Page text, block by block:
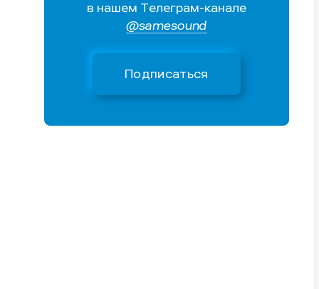
в нашем Телеграм-канале
@samesound
Подписаться